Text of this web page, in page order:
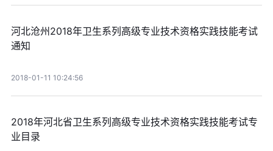
河北沧州2018年卫生系列高级专业技术资格实践技能考试
通知
2018-01-11 10:24:56
2018年河北省卫生系列高级专业技术资格实践技能考试专
业目录